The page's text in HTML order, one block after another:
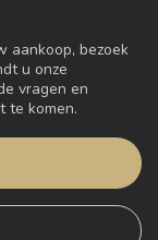
aankoop, bezoek
u onze
vragen en
te komen.